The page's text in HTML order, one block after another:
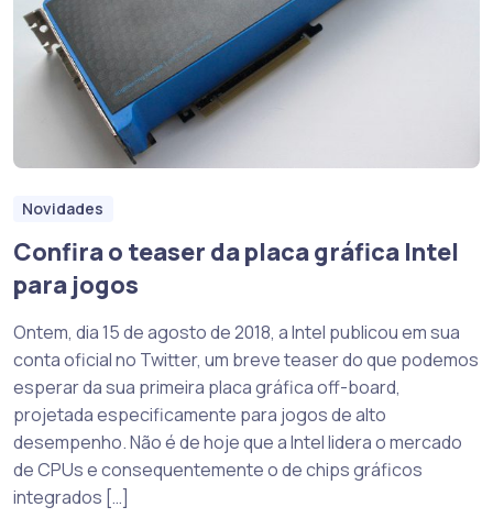
Novidades
Confira o teaser da placa gráfica Intel
para jogos
Ontem, dia 15 de agosto de 2018, a Intel publicou em sua
conta oficial no Twitter, um breve teaser do que podemos
esperar da sua primeira placa gráfica off-board,
projetada especificamente para jogos de alto
desempenho. Não é de hoje que a Intel lidera o mercado
de CPUs e consequentemente o de chips gráficos
integrados […]